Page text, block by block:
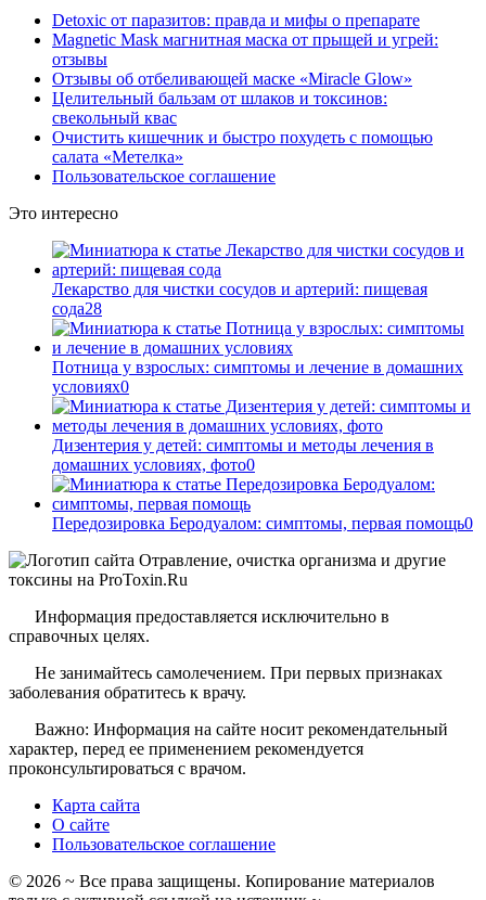
Detoxic от паразитов: правда и мифы о препарате
Magnetic Mask магнитная маска от прыщей и угрей:
отзывы
Отзывы об отбеливающей маске «Miracle Glow»
Целительный бальзам от шлаков и токсинов:
свекольный квас
Очистить кишечник и быстро похудеть с помощью
салата «Метелка»
Пользовательское соглашение
Это интересно
Лекарство для чистки сосудов и артерий: пищевая
сода28
Потница у взрослых: симптомы и лечение в домашних
условиях0
Дизентерия у детей: симптомы и методы лечения в
домашних условиях, фото0
Передозировка Беродуалом: симптомы, первая помощь0
Информация предоставляется исключительно в
справочных целях.
Не занимайтесь самолечением. При первых признаках
заболевания обратитесь к врачу.
Важно: Информация на сайте носит рекомендательный
характер, перед ее применением рекомендуется
проконсультироваться с врачом.
Карта сайта
О сайте
Пользовательское соглашение
© 2026 ~ Все права защищены. Копирование материалов